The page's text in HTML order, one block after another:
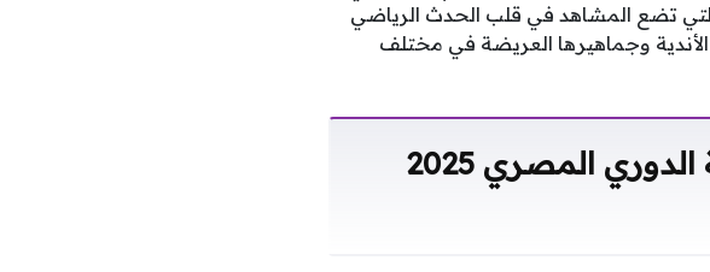
تضع المشاهد في قلب الحدث الرياضي
وجماهيرها العريضة في مختلف
استقبال تردد قناة أون سبورت لمتابعة الدوري المصري 2025